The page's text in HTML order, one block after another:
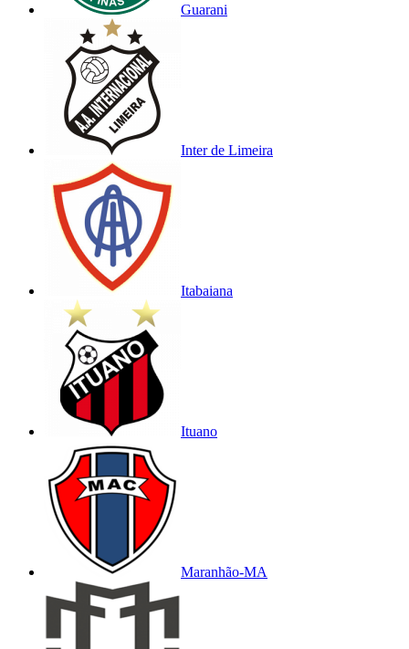
Guarani
Inter de Limeira
Itabaiana
Ituano
Maranhão-MA